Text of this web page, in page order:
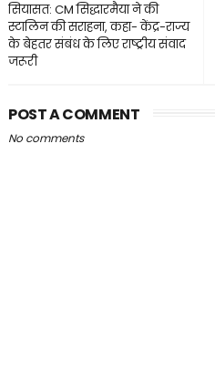
सियासत: CM सिद्धारमैया ने की
स्टालिन की सराहना, कहा- केंद्र-राज्य
के बेहतर संबंध के लिए राष्ट्रीय संवाद
जरूरी
POST A COMMENT
No comments